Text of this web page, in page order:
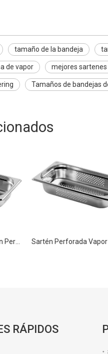
tamaño de la bandeja
de vapor mejores sartenes
Tamaños de bandejas
RÁPIDOS